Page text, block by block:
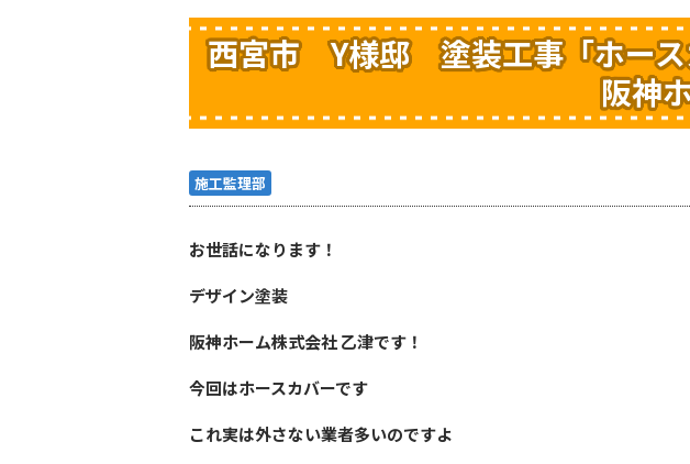
西宮市 Y様邸 塗装工事「ホース
阪神
施工監理部
お世話になります！
デザイン塗装
阪神ホーム株式会社 乙津です！
今回はホースカバーです
これ実は外さない業者多いのですよ